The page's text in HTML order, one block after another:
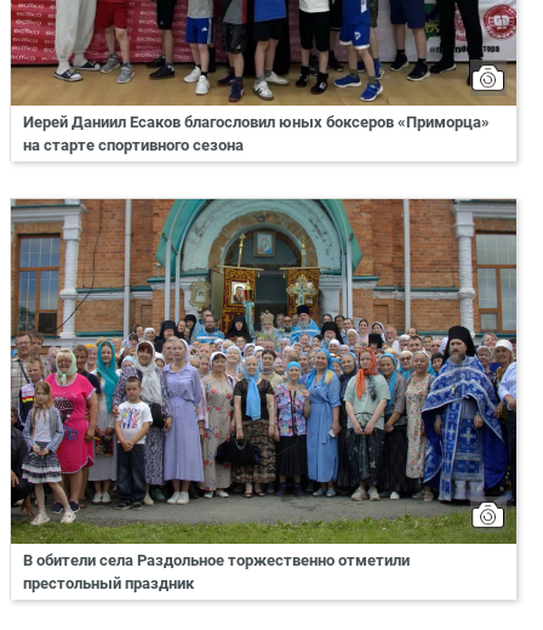
Иерей Даниил Есаков благословил юных боксеров «Приморца»
на старте спортивного сезона
В обители села Раздольное торжественно отметили
престольный праздник